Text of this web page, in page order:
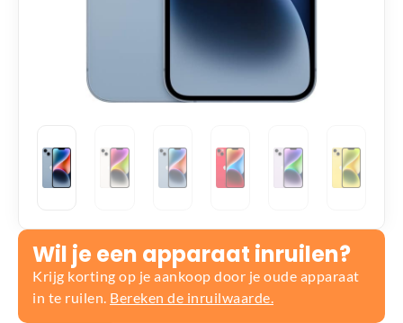
Wil je een apparaat inruilen?
Krijg korting op je aankoop door je oude apparaat
in te ruilen. Bereken de inruilwaarde.